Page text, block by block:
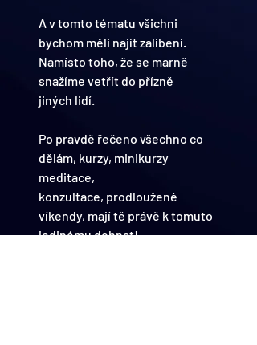
A v tomto tématu všichni
bychom měli najít zalíbení.
Namísto toho, že se marně
snažíme vetřít do přízně
jiných lidí.
Po pravdě řečeno všechno co
dělám, kurzy, minikurzy
meditace,
konzultace, prodloužené
víkendy, mají tě právě k tomuto
jedinému dohnat!